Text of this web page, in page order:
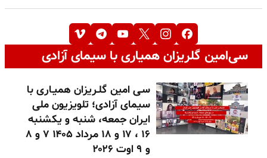
سی‌امین گلریزان همیاری با سیمای آزادی
سـی امین گلـریزان همیـاری با
سیمای آزادی؛ تلویزیون ملی
ایران جمعه، شنبه و یکشنبه
۱۶ ، ۱۷ و ۱۸ مرداد ۱۴۰۵ ۷ و ۸
و ۹ اوت ۲۰۲۶